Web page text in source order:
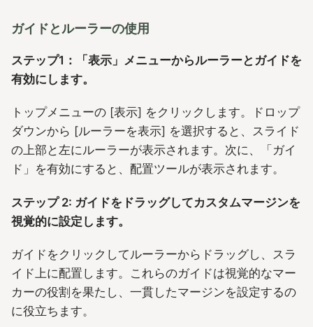
ガイドとルーラーの使用
ステップ1：「表示」メニューからルーラーとガイドを
有効にします。
トップメニューの [表示] をクリックします。ドロップ
ダウンから [ルーラーを表示] を選択すると、スライド
の上部と左にルーラーが表示されます。次に、「ガイ
ド」を有効にすると、配置ツールが表示されます。
ステップ 2: ガイドをドラッグしてカスタムマージンを
視覚的に設定します。
ガイドをクリックしてルーラーからドラッグし、スラ
イド上に配置します。これらのガイドは視覚的なマー
カーの役割を果たし、一貫したマージンを設定するの
に役立ちます。